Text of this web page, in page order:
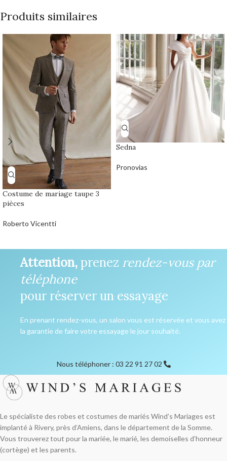
Produits similaires
Costume de mariage taupe 3
pièces
Roberto Vicentti
Sedna
Pronovias
Attention,prenez rendez-vous par
téléphone
pour réserver un essayage
En prenant rendez-vous, un salon vous est réservée et vous avez
la garantie de faire votre essayage le jour souhaité.
Nous téléphoner : 03 22 91 27 02
Le spécialiste des robes et costumes de mariés Wind’s Mariages est
implanté à Rivery, près d’Amiens, dans le département de la Somme.
Vous trouverez tout pour la mariée, le marié, les demoiselles d’honneur
(cortège) et les parents.